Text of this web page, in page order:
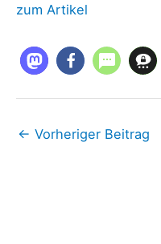
zum Artikel
← Vorheriger Beitrag